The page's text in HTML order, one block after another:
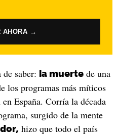
AHORA →
saber: la muertede una
los programas más míticos
España. Corría la década
surgido de la mente
hizo que todo el país